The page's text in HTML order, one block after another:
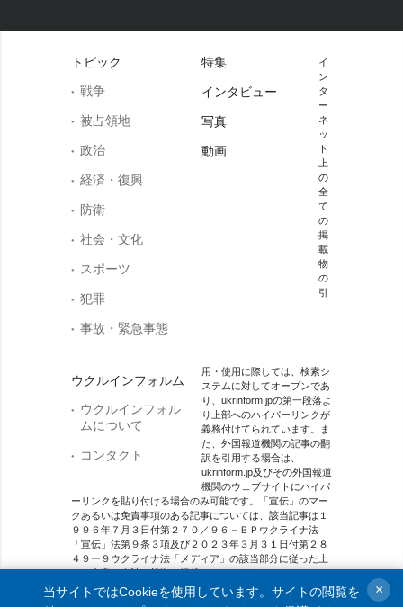
トピック
戦争
被占領地
政治
経済・復興
防衛
社会・文化
スポーツ
犯罪
事故・緊急事態
ウクルインフォルム
ウクルインフォル
ムについて
コンタクト
特集
インタビュー
写真
動画
イ
ン
タ
ー
ネ
ッ
ト
上
の
全
て
の
掲
載
物
の
引
用・使用に際しては、検索シ
ステムに対してオープンであ
り、ukrinform.jpの第一段落よ
り上部へのハイパーリンクが
義務付けてられています。ま
た、外国報道機関の記事の翻
訳を引用する場合は、
ukrinform.jp及びその外国報道
機関のウェブサイトにハイパ
ーリンクを貼り付ける場合のみ可能です。「宣伝」のマー
クあるいは免責事項のある記事については、該当記事は１
９９６年７月３日付第２７０／９６－ＢＰウクライナ法
「宣伝」法第９条３項及び２０２３年３月３１日付第２８
４９ー９ウクライナ法「メディア」の該当部分に従った上
で、合意／会計を根拠に掲載されています。
オンラインメディア主体 メディア識別番号：R40-01421.
当サイトではCookieを使用しています。サイトの閲覧を
×